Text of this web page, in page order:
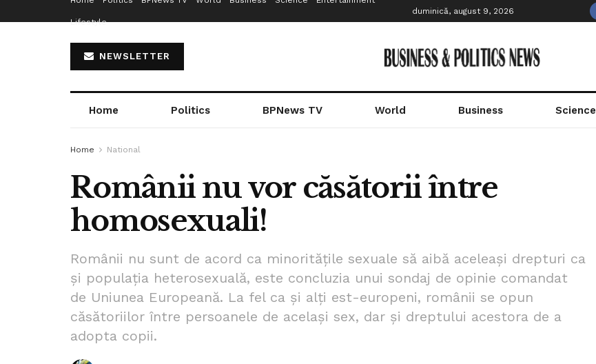
Lifestyle
duminică, august 9, 2026
NEWSLETTER
Home Politics BPNews TV World Business Science
Home National
Românii nu vor căsătorii între
homosexuali!
Românii nu sunt de acord ca minoritățile sexuale să aibă aceleași drepturi ca
și populația heterosexuală, este concluzia unui sondaj de opinie comandat
de Uniunea Europeană. La fel ca și alți est-europeni, românii se opun
căsătoriilor între persoanele de același sex, dar și dreptului acestora de a
adopta copii.